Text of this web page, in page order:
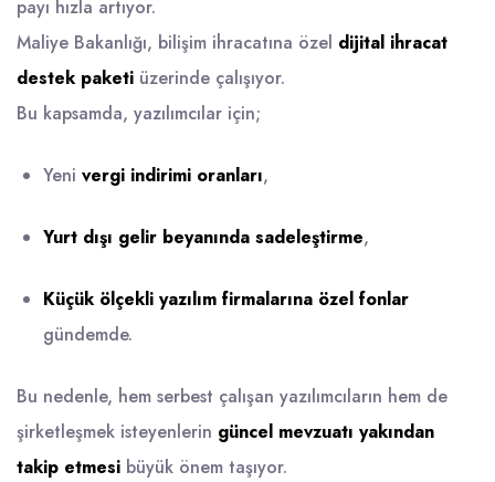
payı hızla artıyor.
Maliye Bakanlığı, bilişim ihracatına özel dijital ihracat
destek paketi üzerinde çalışıyor.
Bu kapsamda, yazılımcılar için;
Yeni vergi indirimi oranları,
Yurt dışı gelir beyanında sadeleştirme,
Küçük ölçekli yazılım firmalarına özel fonlar
gündemde.
Bu nedenle, hem serbest çalışan yazılımcıların hem de
şirketleşmek isteyenlerin güncel mevzuatı yakından
takip etmesi büyük önem taşıyor.